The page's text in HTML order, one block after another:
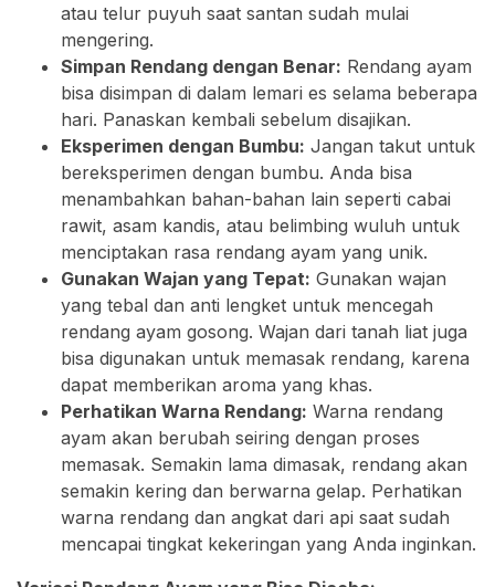
atau telur puyuh saat santan sudah mulai
mengering.
Simpan Rendang dengan Benar: Rendang ayam
bisa disimpan di dalam lemari es selama beberapa
hari. Panaskan kembali sebelum disajikan.
Eksperimen dengan Bumbu: Jangan takut untuk
bereksperimen dengan bumbu. Anda bisa
menambahkan bahan-bahan lain seperti cabai
rawit, asam kandis, atau belimbing wuluh untuk
menciptakan rasa rendang ayam yang unik.
Gunakan Wajan yang Tepat: Gunakan wajan
yang tebal dan anti lengket untuk mencegah
rendang ayam gosong. Wajan dari tanah liat juga
bisa digunakan untuk memasak rendang, karena
dapat memberikan aroma yang khas.
Perhatikan Warna Rendang: Warna rendang
ayam akan berubah seiring dengan proses
memasak. Semakin lama dimasak, rendang akan
semakin kering dan berwarna gelap. Perhatikan
warna rendang dan angkat dari api saat sudah
mencapai tingkat kekeringan yang Anda inginkan.